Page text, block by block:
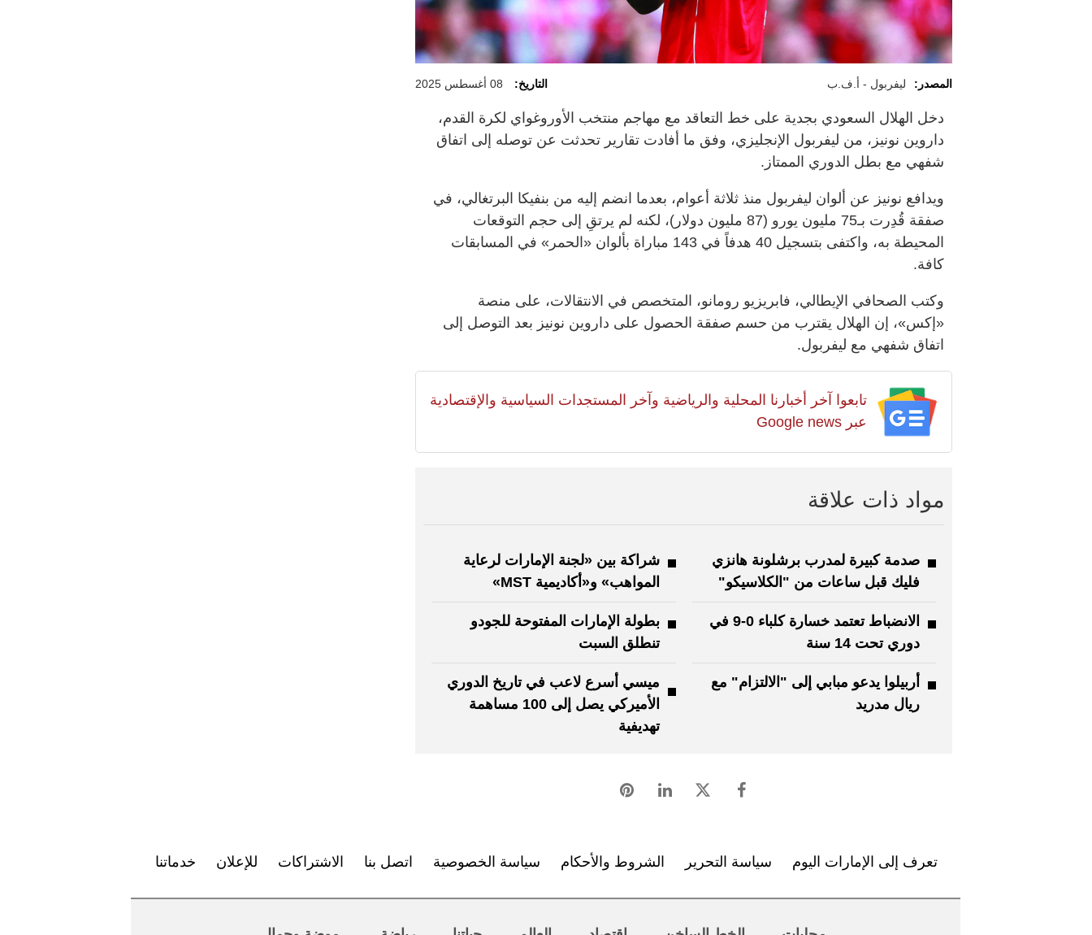
المصدر: ليفربول - أ.ف.ب التاريخ: 08 أغسطس 2025
دخل الهلال السعودي بجدية على خط التعاقد مع مهاجم منتخب الأوروغواي لكرة القدم،
داروين نونيز، من ليفربول الإنجليزي، وفق ما أفادت تقارير تحدثت عن توصله إلى اتفاق
شفهي مع بطل الدوري الممتاز.
ويدافع نونيز عن ألوان ليفربول منذ ثلاثة أعوام، بعدما انضم إليه من بنفيكا البرتغالي، في
صفقة قُدِرت بـ75 مليون يورو (87 مليون دولار)، لكنه لم يرتقِ إلى حجم التوقعات
المحيطة به، واكتفى بتسجيل 40 هدفاً في 143 مباراة بألوان «الحمر» في المسابقات
كافة.
وكتب الصحافي الإيطالي، فابريزيو رومانو، المتخصص في الانتقالات، على منصة
«إكس»، إن الهلال يقترب من حسم صفقة الحصول على داروين نونيز بعد التوصل إلى
اتفاق شفهي مع ليفربول.
تابعوا آخر أخبارنا المحلية والرياضية وآخر المستجدات السياسية والإقتصادية
عبر Google news
مواد ذات علاقة
صدمة كبيرة لمدرب برشلونة هانزي
فليك قبل ساعات من "الكلاسيكو"
شراكة بين «لجنة الإمارات لرعاية
المواهب» و«أكاديمية MST»
الانضباط تعتمد خسارة كلباء 0-9 في
دوري تحت 14 سنة
بطولة الإمارات المفتوحة للجودو
تنطلق السبت
أربيلوا يدعو مبابي إلى "الالتزام" مع
ريال مدريد
ميسي أسرع لاعب في تاريخ ​الدوري
الأميركي ‌يصل إلى 100 مساهمة
تهديفية
تعرف إلى الإمارات اليوم سياسة التحرير الشروط والأحكام سياسة الخصوصية اتصل بنا الاشتراكات للإعلان خدماتنا